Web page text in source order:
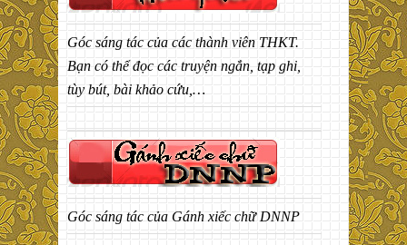
Góc sáng tác của các thành viên THKT.
Bạn có thể đọc các truyện ngắn, tạp ghi,
tùy bút, bài khảo cứu,…
Góc sáng tác của Gánh xiếc chữ DNNP